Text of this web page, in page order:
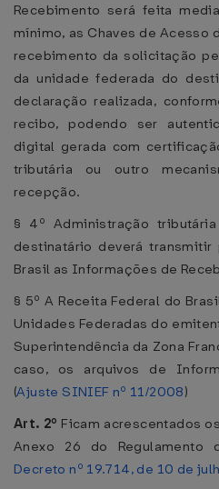
Recebimento será feita
mínimo, as Chaves de Acesso
recebimento da solicitação
da unidade federada do
declaração realizada,
recibo, podendo ser
digital gerada com
tributária ou outro
recepção.
§ 4º Administração
destinatário deverá transmitir
Brasil as Informações de
§ 5º A Receita Federal do
Unidades Federadas do
Superintendência da Zona
caso, os arquivos de
(Ajuste SINIEF nº 11/2008)
Art. 2º Ficam acrescentados
Anexo 26 do Regulamento
Decreto nº 19.714, de 10 de